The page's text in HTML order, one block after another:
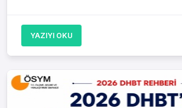
YAZIYI OKU